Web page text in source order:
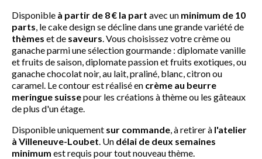
Disponible à partir de 8 € la part avec un minimum de 10
parts, le cake design se décline dans une grande variété de
thèmes et de saveurs. Vous choisissez votre crème ou
ganache parmi une sélection gourmande : diplomate vanille
et fruits de saison, diplomate passion et fruits exotiques, ou
ganache chocolat noir, au lait, praliné, blanc, citron ou
caramel. Le contour est réalisé en crème au beurre
meringue suissepour les créations à thème ou les gâteaux
de plus d'un étage.
Disponible uniquement sur commande, à retirer à l'atelier
à Villeneuve-Loubet. Un délai de deux semaines
minimum est requis pour tout nouveau thème.